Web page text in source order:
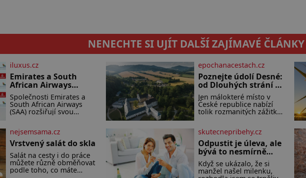
NENECHTE SI UJÍT DALŠÍ ZAJÍMAVÉ ČLÁNKY
iluxus.cz
Emirates a South
African Airways
rozšiřují partnerství.
Cestujícím nově
zpřístupní dalších
devět destinací v jižní
a střední Africe
Společnosti Emirates a
South African Airways
(SAA) rozšiřují svou
Nová reciproční dohoda
zpřístupní cestujícím
devět dalších destinací v
jižní a střední Africe a u
epochanacestach.cz
Poznejte údolí Desné:
od Dlouhých strání po
termální prameny
Jen málokteré místo v
České republice nabízí
tolik rozmanitých zážitků
Jeseníků. Během jediného
dne můžete nahlédnout
do útrob jedné z
nejvýznamnějších vodních
elektráren v Evropě, vydat
se na horské hřebeny,
nejsemsama.cz
Vrstvený salát do skla
Salát na cesty i do práce
můžete různě obměňovat
podle toho, co máte
skutecnepribehy.cz
Odpustit je úleva, ale
bývá to nesmírně
těžké
Když se ukázalo, že si
manžel našel milenku,